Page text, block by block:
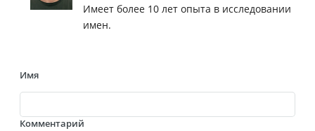
Имеет более 10 лет опыта в исследовании
имен.
Имя
Комментарий